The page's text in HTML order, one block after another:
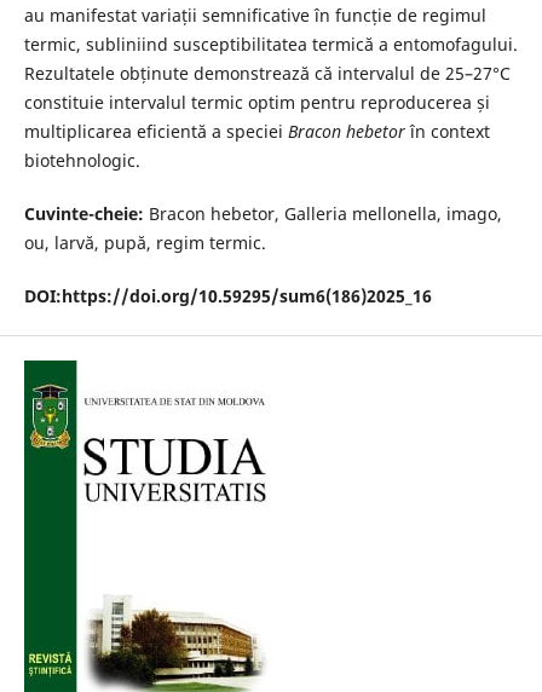
au manifestat variații semnificative în funcție de regimul
termic, subliniind susceptibilitatea termică a entomofagului.
Rezultatele obținute demonstrează că intervalul de 25–27°C
constituie intervalul termic optim pentru reproducerea și
multiplicarea eficientă a speciei Bracon hebetorîn context
biotehnologic.
Cuvinte-cheie: Bracon hebetor, Galleria mellonella, imago,
ou, larvă, pupă, regim termic.
DOI:https://doi.org/10.59295/sum6(186)2025_16